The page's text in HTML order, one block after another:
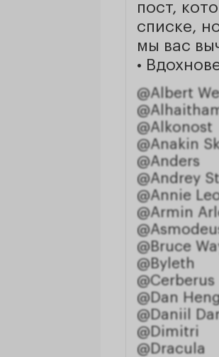
пост,
списке,
мы вас
•
@Albert
@Alkonost
@Anakin
@Anders
@Andrey
@Annie
@Armin
@Bruce
@Byleth
@Cerberus
@Dan
@Daniil
@Dimitri
@Dracula